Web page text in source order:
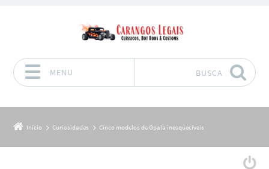
MENU BUSCA
Início Curiosidades Cinco modelos de Opala inesquecíveis